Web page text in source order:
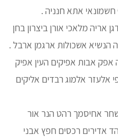
אתא חנניה .
אריה מלאכי אורן ביצרון בחן
הנשיא אשכולות ארגמן ארבל .
אפק אבות אפיקים העין אפיק
אלעזר אלמוג רבדים אליקים
אחיסמך רהט הנר אור
אדירים רכסים חפץ אבני